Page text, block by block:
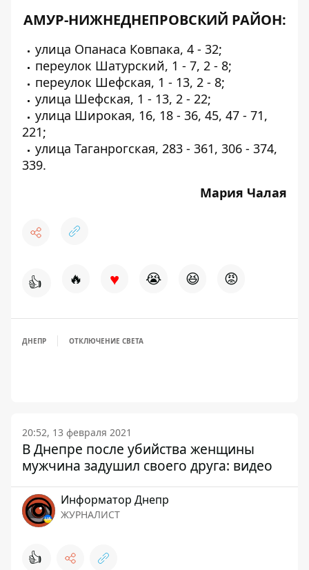
АМУР-НИЖНЕДНЕПРОВСКИЙ РАЙОН:
улица Опанаса Ковпака, 4 - 32;
переулок Шатурский, 1 - 7, 2 - 8;
переулок Шефская, 1 - 13, 2 - 8;
улица Шефская, 1 - 13, 2 - 22;
улица Широкая, 16, 18 - 36, 45, 47 - 71,
221;
улица Таганрогская, 283 - 361, 306 - 374,
339.
Мария Чалая
👍 🔥 ♥ 😭 😆 😡
ДНЕПР ОТКЛЮЧЕНИЕ СВЕТА
20:52, 13 февраля 2021
В Днепре после убийства женщины
мужчина задушил своего друга: видео
Информатор Днепр
ЖУРНАЛИСТ
👍